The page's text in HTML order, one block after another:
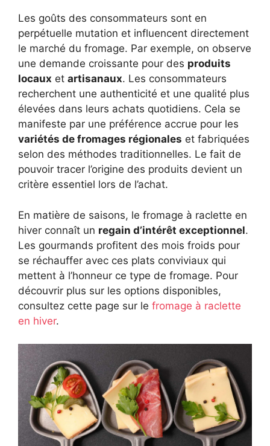
Les goûts des consommateurs sont en
perpétuelle mutation et influencent directement
le marché du fromage. Par exemple, on observe
une demande croissante pour des produits
locaux et artisanaux. Les consommateurs
recherchent une authenticité et une qualité plus
élevées dans leurs achats quotidiens. Cela se
manifeste par une préférence accrue pour les
variétés de fromages régionales et fabriquées
selon des méthodes traditionnelles. Le fait de
pouvoir tracer l’origine des produits devient un
critère essentiel lors de l’achat.
En matière de saisons, le fromage à raclette en
hiver connaît un regain d’intérêt exceptionnel.
Les gourmands profitent des mois froids pour
se réchauffer avec ces plats conviviaux qui
mettent à l’honneur ce type de fromage. Pour
découvrir plus sur les options disponibles,
consultez cette page sur le fromage à raclette
en hiver.